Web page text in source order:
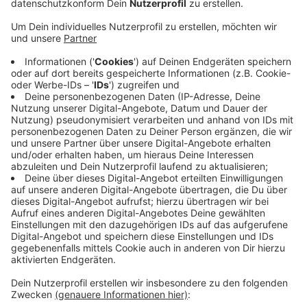
die Kammer der Stadt für anderthalb Jahre
mietfrei zur Verfügung.
Veröffentlicht:Freitag, 13.05.2022 12:08
Anzeige
Im ersten Schritt sollen bis zu 200 Menschen aus der
Ukraine dort Platz finden, in den kommenden Wochen
könnte die Zahl noch verdoppelt werden. Es gibt dort
Gemeinschaftsküchen und -waschküchen, jeder
Haushalt bekommt einen Kühlschrank. In den Zimmern
stehen Betten, Schränke, Tische und Stühle. Aktuell
haben sich 3.732 Geflüchtete aus der Ukraine bei der
Stadt gemeldet.